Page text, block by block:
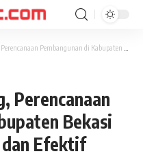
Pembangunan di Kabupaten Bekasi Akan Lebih Sinergis dan Efektif
Perencanaan
Bekasi
dan Efektif